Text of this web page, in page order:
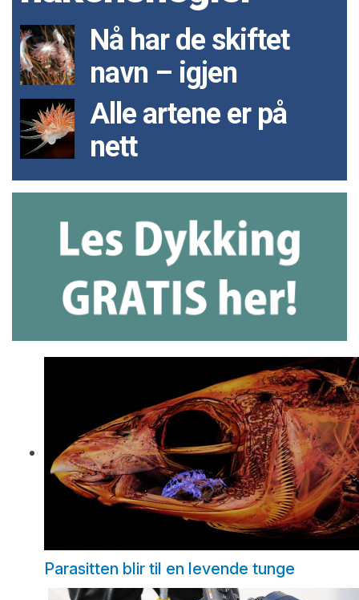
Nå har de skiftet
navn – igjen
Alle artene er på
nett
Parasitten blir til en levende tunge